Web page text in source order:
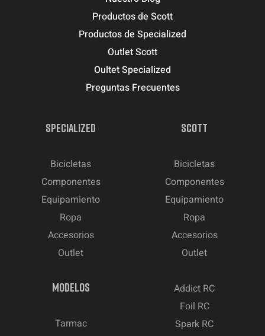
Productos de Scott
Productos de Specialized
Outlet Scott
Oultet Specialized
Preguntas Frecuentes
SPECIALIZED
Bicicletas
Componentes
Equipamiento
Ropa
Accesorios
Outlet
SCOTT
Bicicletas
Componentes
Equipamiento
Ropa
Accesorios
Outlet
MODELOS
Tarmac
Addict RC
Foil RC
Spark RC